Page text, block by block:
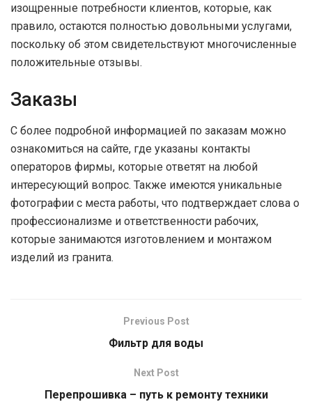
изощренные потребности клиентов, которые, как
правило, остаются полностью довольными услугами,
поскольку об этом свидетельствуют многочисленные
положительные отзывы.
Заказы
С более подробной информацией по заказам можно
ознакомиться на сайте, где указаны контакты
операторов фирмы, которые ответят на любой
интересующий вопрос. Также имеются уникальные
фотографии с места работы, что подтверждает слова о
профессионализме и ответственности рабочих,
которые занимаются изготовлением и монтажом
изделий из гранита.
Previous Post
Фильтр для воды
Next Post
Перепрошивка – путь к ремонту техники